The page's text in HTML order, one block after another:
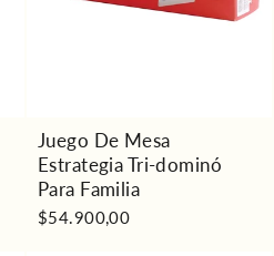
Juego De Mesa
Estrategia Tri-dominó
Para Familia
$54.900,00